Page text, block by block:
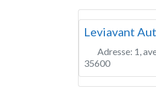
Leviavant
Adresse: 1,
35600